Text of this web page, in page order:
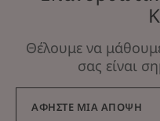
Θέλουμε να
σας είναι
ΑΦΉΣΤΕ ΜΙΑ ΆΠΟΨΗ